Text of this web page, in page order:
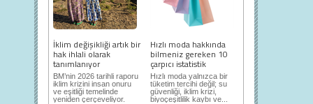
İklim değişikliği artık bir
hak ihlali olarak
tanımlanıyor
BM’nin 2026 tarihli raporu
iklim krizini insan onuru
ve eşitliği temelinde
yeniden çerçeveliyor.
Hızlı moda hakkında
bilmeniz gereken 10
çarpıcı istatistik
Hızlı moda yalnızca bir
tüketim tercihi değil; su
güvenliği, iklim krizi,
biyoçeşitlilik kaybı ve...